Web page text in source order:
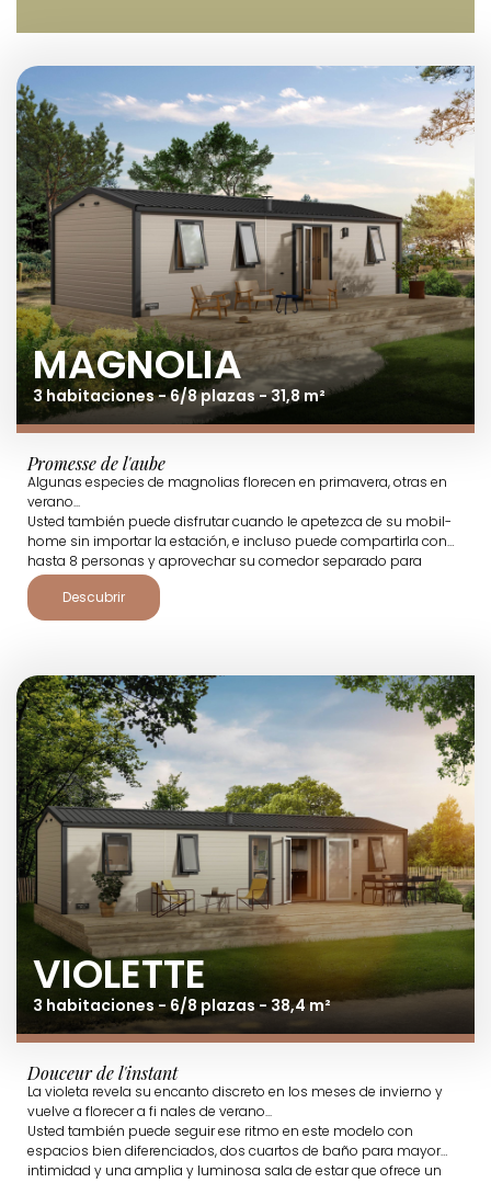
MAGNOLIA
3 habitaciones - 6/8 plazas - 31,8 m²
Promesse de l'aube
Algunas especies de magnolias florecen en primavera, otras en
verano...
Usted también puede disfrutar cuando le apetezca de su mobil-
home sin importar la estación, e incluso puede compartirla con
hasta 8 personas y aprovechar su comedor separado para
celebrar cenas acogedoras.
Descubrir
VIOLETTE
3 habitaciones - 6/8 plazas - 38,4 m²
Douceur de l'instant
La violeta revela su encanto discreto en los meses de invierno y
vuelve a florecer a fi nales de verano...
Usted también puede seguir ese ritmo en este modelo con
espacios bien diferenciados, dos cuartos de baño para mayor
intimidad y una amplia y luminosa sala de estar que ofrece un